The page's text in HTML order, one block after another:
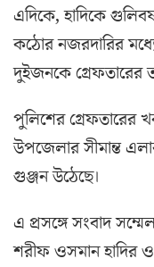
এদিকে, হাদিকে
কঠোর নজরদারির
দুইজনকে গ্রেফতারের
পুলিশের গ্রেফতারের
উপজেলার সীমান্ত
গুঞ্জন উঠেছে।
এ প্রসঙ্গে সংবাদ
শরীফ ওসমান হাদির